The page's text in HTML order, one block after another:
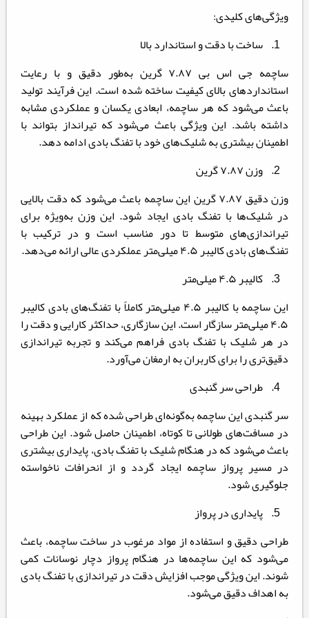
ویژگی‌های کلیدی:
ساچمه جی اس بی ۷.۸۷ گرین به‌طور دقیق و با رعایت
استانداردهای بالای کیفیت ساخته شده است. این فرآیند تولید
باعث می‌شود که هر ساچمه، ابعادی یکسان و عملکردی مشابه
داشته باشد. این ویژگی باعث می‌شود که تیرانداز بتواند با
اطمینان بیشتری به شلیک‌های خود با تفنگ بادی ادامه دهد.
وزن دقیق ۷.۸۷ گرین این ساچمه باعث می‌شود که دقت بالایی
در شلیک‌ها با تفنگ بادی ایجاد شود. این وزن به‌ویژه برای
تیراندازی‌های متوسط تا دور مناسب است و در ترکیب با
تفنگ‌های بادی کالیبر ۴.۵ میلی‌متر عملکردی عالی ارائه می‌دهد.
این ساچمه با کالیبر ۴.۵ میلی‌متر کاملاً با تفنگ‌های بادی کالیبر
۴.۵ میلی‌متر سازگار است. این سازگاری، حداکثر کارایی و دقت را
در هر شلیک با تفنگ بادی فراهم می‌کند و تجربه تیراندازی
دقیق‌تری را برای کاربران به ارمغان می‌آورد.
سر گنبدی این ساچمه به‌گونه‌ای طراحی شده که از عملکرد بهینه
در مسافت‌های طولانی تا کوتاه، اطمینان حاصل شود. این طراحی
باعث می‌شود که در هنگام شلیک با تفنگ بادی، پایداری بیشتری
در مسیر پرواز ساچمه ایجاد گردد و از انحرافات ناخواسته
جلوگیری شود.
طراحی دقیق و استفاده از مواد مرغوب در ساخت ساچمه، باعث
می‌شود که این ساچمه‌ها در هنگام پرواز دچار نوسانات کمی
شوند. این ویژگی موجب افزایش دقت در تیراندازی با تفنگ بادی
به اهداف دقیق می‌شود.